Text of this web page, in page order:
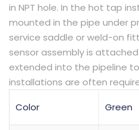
in NPT hole. In the hot tap
mounted in the pipe under
service saddle or weld-on
sensor assembly is
extended into the pipeline
installations are often
Color
Green